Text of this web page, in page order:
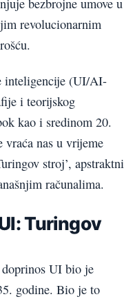
bezbrojne umove u
revolucionarnim
inteligencije (UI/AI-
i teorijskog
kao i sredinom 20.
vraća nas u vrijeme
stroj’, apstraktni
računalima.
Turingov
UI bio je
godine. Bio je to